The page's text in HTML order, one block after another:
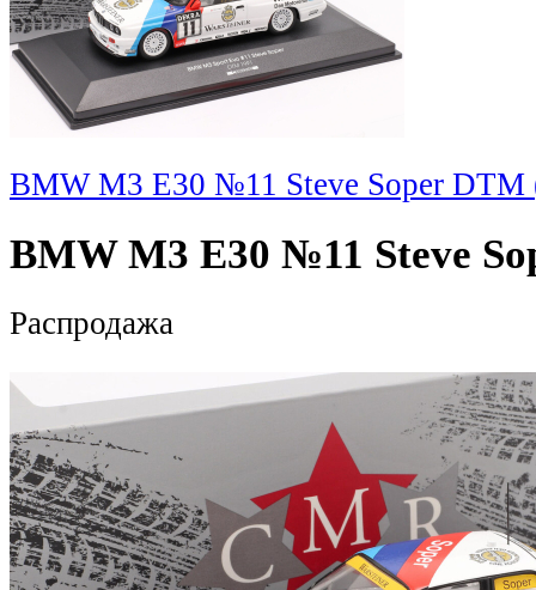
BMW M3 E30 №11 Steve Soper DTM
BMW M3 E30 №11 Steve
Распродажа